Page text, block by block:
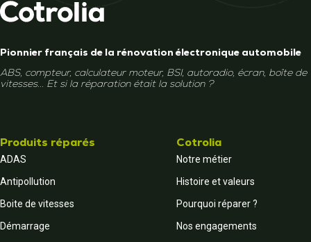
Pionnier français de la rénovation électronique automobile
ABS, compteur, calculateur moteur, BSI, autoradio, écran, boîte de
vitesses... Et si la réparation était la solution ?
Produits réparés
ADAS
Antipollution
Boite de vitesses
Démarrage
Cotrolia
Notre métier
Histoire et valeurs
Pourquoi réparer ?
Nos engagements